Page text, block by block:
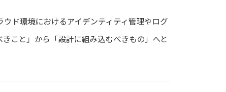
ド環境におけるアイデンティティ管理やログ
こと」から「設計に組み込むべきもの」へと